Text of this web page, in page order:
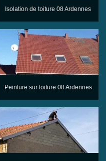
Isolation de toiture 08 Ardennes
Peinture sur toiture 08 Ardennes